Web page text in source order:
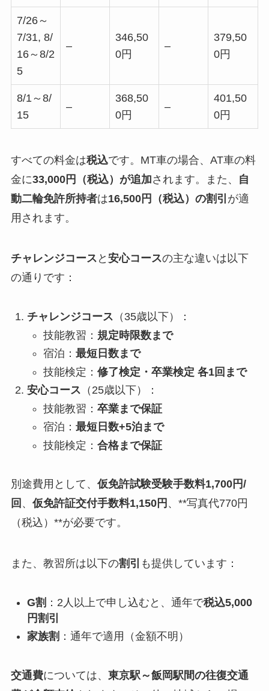
7/26～
7/31, 8/
16～8/2
5
–
346,50
0円
–
379,50
0円
8/1～8/
15
–
368,50
0円
–
401,50
0円
すべての料金は税込です。MT車の場合、AT車の料
金に33,000円（税込）が追加されます。また、
自
動二輪免許所持者は16,500円（税込）の割引 が適
用されます。
チャレンジコース と 安心コースの主な違いは以下
の通りです：
チャレンジコース （35歳以下）：
技能教習： 規定時限数まで
宿泊： 最短日数まで
技能検定： 修了検定・卒業検定 各1回まで
安心コース （25歳以下）：
技能教習： 卒業まで保証
宿泊： 最短日数+5泊まで
技能検定： 合格まで保証
別途費用として、 仮免許試験受験手数料1,700円/
回 、 仮免許証交付手数料1,150円 、**写真代770円
（税込）**が必要です。
また、教習所は以下の割引 も提供しています：
G割 ：2人以上で申し込むと、通年で税込5,000
円割引
家族割 ：通年で適用（金額不明）
交通費については、 東京駅～飯岡駅間の往復交通